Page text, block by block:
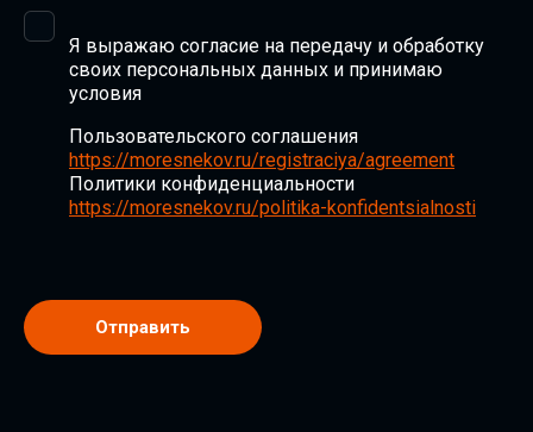
Я выражаю согласие на передачу и обработку
своих персональных данных и принимаю
условия
Пользовательского соглашения
https://moresnekov.ru/registraciya/agreement
Политики конфиденциальности
https://moresnekov.ru/politika-konfidentsialnosti
Отправить